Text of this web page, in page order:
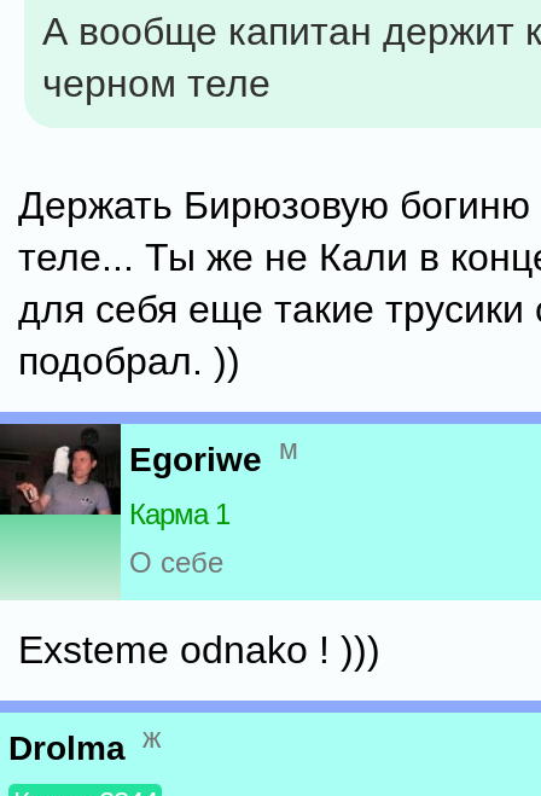
А вообще капитан держит
черном теле
Держать Бирюзовую богиню
теле... Ты же не Кали в
для себя еще такие
подобрал. ))
Egoriwe м
Карма 1
О себе
Exsteme odnako ! )))
Drolma ж